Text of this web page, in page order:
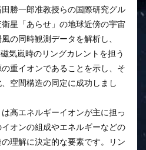
勝一郎准教授らの国際研究グル
星「あらせ」の地球近傍の宇宙
の同時観測データを解析し、
気嵐時のリングカレントを担う
重イオンであることを示し、そ
空間構造の同定に成功しまし
高エネルギーイオンが主に担っ
オンの組成やエネルギーなどの
理解に決定的な要素です。リン